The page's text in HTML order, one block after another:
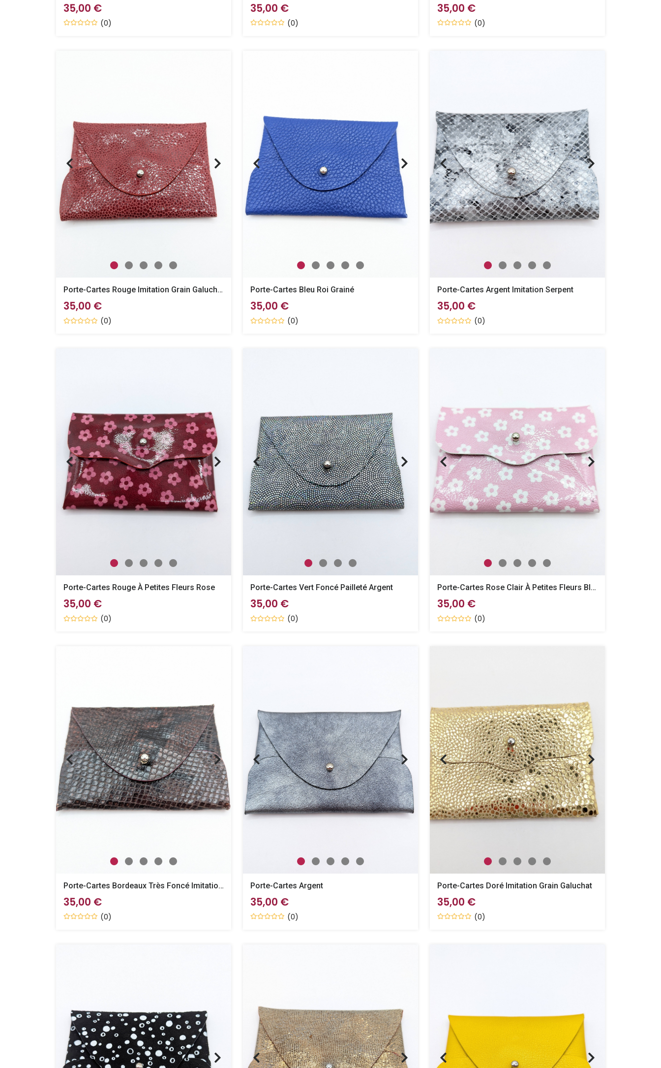
35,00 €
(0)
35,00 €
(0)
35,00 €
(0)
Porte-Cartes Rouge Imitation Grain Galuchat
35,00 €
(0)
Porte-Cartes Bleu Roi Grainé
35,00 €
(0)
Porte-Cartes Argent Imitation Serpent
35,00 €
(0)
Porte-Cartes Rouge À Petites Fleurs Rose
35,00 €
(0)
Porte-Cartes Vert Foncé Pailleté Argent
35,00 €
(0)
Porte-Cartes Rose Clair À Petites Fleurs Blanches
35,00 €
(0)
Porte-Cartes Bordeaux Très Foncé Imitation Serpent
35,00 €
(0)
Porte-Cartes Argent
35,00 €
(0)
Porte-Cartes Doré Imitation Grain Galuchat
35,00 €
(0)